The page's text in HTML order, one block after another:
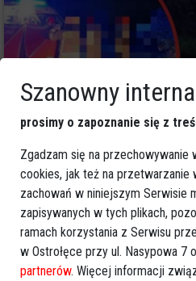
2025-09-16 11:55
Nowość na
wersji audio!
Szanowny
prosimy o zapoznanie się z
Zgadzam się na przechowywanie
cookies, jak też na przetwarzanie
zachowań w niniejszym Serwisie
zapisywanych w tych plikach,
ramach korzystania z Serwisu
w Ostrołęce przy ul. Nasypowa 7
partnerów. Więcej informacji